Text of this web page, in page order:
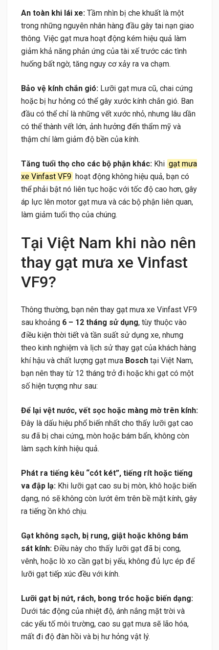
An toàn khi lái xe: Tầm nhìn bị che khuất là một
trong những nguyên nhân hàng đầu gây tai nạn giao
thông. Việc gạt mưa hoạt động kém hiệu quả làm
giảm khả năng phản ứng của tài xế trước các tình
huống bất ngờ, tăng nguy cơ xảy ra va chạm.
Bảo vệ kính chắn gió: Lưỡi gạt mưa cũ, chai cứng
hoặc bị hư hỏng có thể gây xước kính chắn gió. Ban
đầu có thể chỉ là những vết xước nhỏ, nhưng lâu dần
có thể thành vết lớn, ảnh hưởng đến thẩm mỹ và
thậm chí làm giảm độ bền của kính.
Tăng tuổi thọ cho các bộ phận khác: Khi gạt mưa
xe Vinfast VF9 hoạt động không hiệu quả, bạn có
thể phải bật nó liên tục hoặc với tốc độ cao hơn, gây
áp lực lên motor gạt mưa và các bộ phận liên quan,
làm giảm tuổi thọ của chúng.
Tại Việt Nam khi nào nên
thay gạt mưa xe Vinfast
VF9?
Thông thường, bạn nên thay gạt mưa xe Vinfast VF9
sau khoảng 6 – 12 tháng sử dụng, tùy thuộc vào
điều kiện thời tiết và tần suất sử dụng xe, nhưng
theo kinh nghiệm và lịch sử thay gạt của khách hàng
khí hậu và chất lượng gạt mưa Bosch tại Việt Nam,
bạn nên thay từ 12 tháng trở đi hoặc khi gạt có một
số hiện tượng như sau:
Để lại vệt nước, vết sọc hoặc màng mờ trên kính:
Đây là dấu hiệu phổ biến nhất cho thấy lưỡi gạt cao
su đã bị chai cứng, mòn hoặc bám bẩn, không còn
làm sạch kính hiệu quả.
Phát ra tiếng kêu “cót két”, tiếng rít hoặc tiếng
va đập lạ: Khi lưỡi gạt cao su bị mòn, khô hoặc biến
dạng, nó sẽ không còn lướt êm trên bề mặt kính, gây
ra tiếng ồn khó chịu.
Gạt không sạch, bị rung, giật hoặc không bám
sát kính: Điều này cho thấy lưỡi gạt đã bị cong,
vênh, hoặc lò xo cần gạt bị yếu, không đủ lực ép để
lưỡi gạt tiếp xúc đều với kính.
Lưỡi gạt bị nứt, rách, bong tróc hoặc biến dạng:
Dưới tác động của nhiệt độ, ánh nắng mặt trời và
các yếu tố môi trường, cao su gạt mưa sẽ lão hóa,
mất đi độ đàn hồi và bị hư hỏng vật lý.